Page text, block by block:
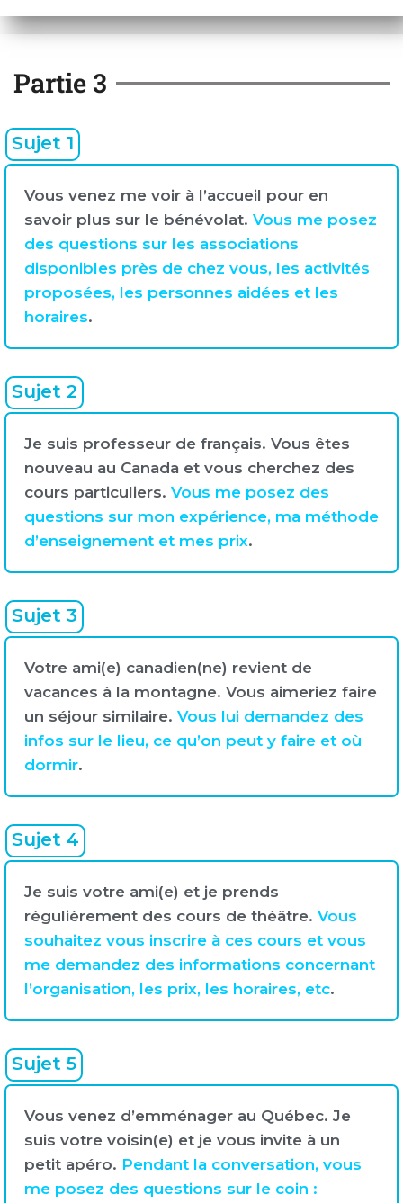
Partie 3
Sujet 1
Vous venez me voir à l’accueil pour en
savoir plus sur le bénévolat. Vous me posez
des questions sur les associations
disponibles près de chez vous, les activités
proposées, les personnes aidées et les
horaires.
Sujet 2
Je suis professeur de français. Vous êtes
nouveau au Canada et vous cherchez des
cours particuliers. Vous me posez des
questions sur mon expérience, ma méthode
d’enseignement et mes prix.
Sujet 3
Votre ami(e) canadien(ne) revient de
vacances à la montagne. Vous aimeriez faire
un séjour similaire. Vous lui demandez des
infos sur le lieu, ce qu’on peut y faire et où
dormir.
Sujet 4
Je suis votre ami(e) et je prends
régulièrement des cours de théâtre. Vous
souhaitez vous inscrire à ces cours et vous
me demandez des informations concernant
l’organisation, les prix, les horaires, etc.
Sujet 5
Vous venez d’emménager au Québec. Je
suis votre voisin(e) et je vous invite à un
petit apéro. Pendant la conversation, vous
me posez des questions sur le coin :